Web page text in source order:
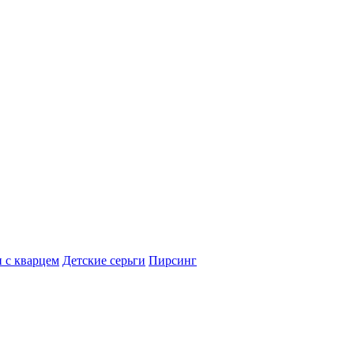
с кварцем Детские серьги Пирсинг